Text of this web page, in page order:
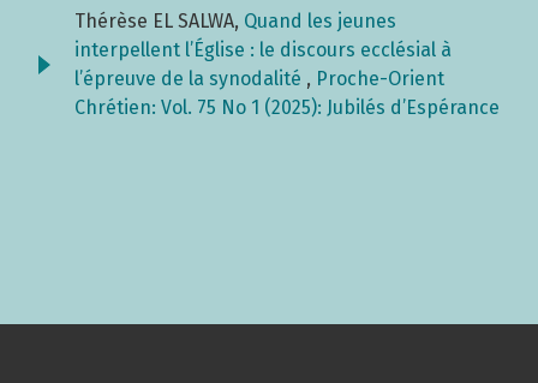
Thérèse EL SALWA, Quand les jeunes
interpellent l’Église : le discours ecclésial à
l’épreuve de la synodalité , Proche-Orient
Chrétien: Vol. 75 No 1 (2025): Jubilés d’Espérance